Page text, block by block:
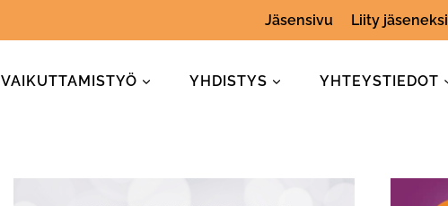
Jäsensivu Liity jäseneksi
VAIKUTTAMISTYÖ YHDISTYS YHTEYSTIEDOT